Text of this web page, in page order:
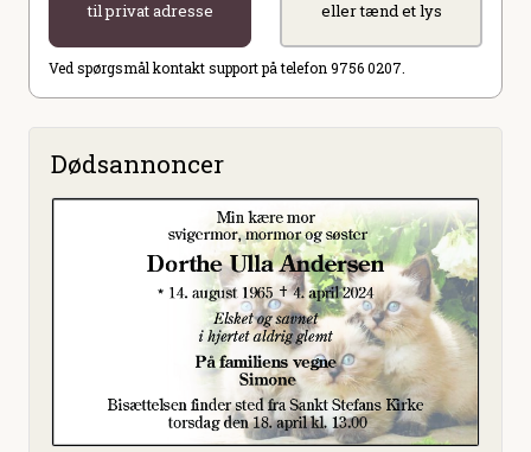
til privat adresse
eller tænd et lys
Ved spørgsmål kontakt support på telefon 9756 0207.
Dødsannoncer